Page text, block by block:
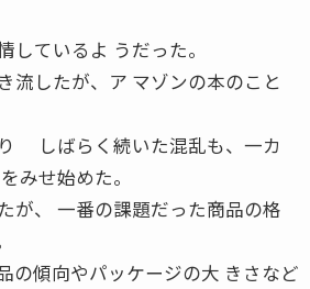
しているよ うだった。
流したが、ア マゾンの本のこと
しばらく続いた混乱も、一カ
みせ始めた。
が、 一番の課題だった商品の格
の傾向やパッケージの大 きさなど